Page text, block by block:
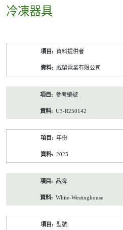
冷凍器具
資料提供者
威榮電業有限公司
參考編號
U3-R250142
年份
2025
品牌
White-Westinghouse
型號